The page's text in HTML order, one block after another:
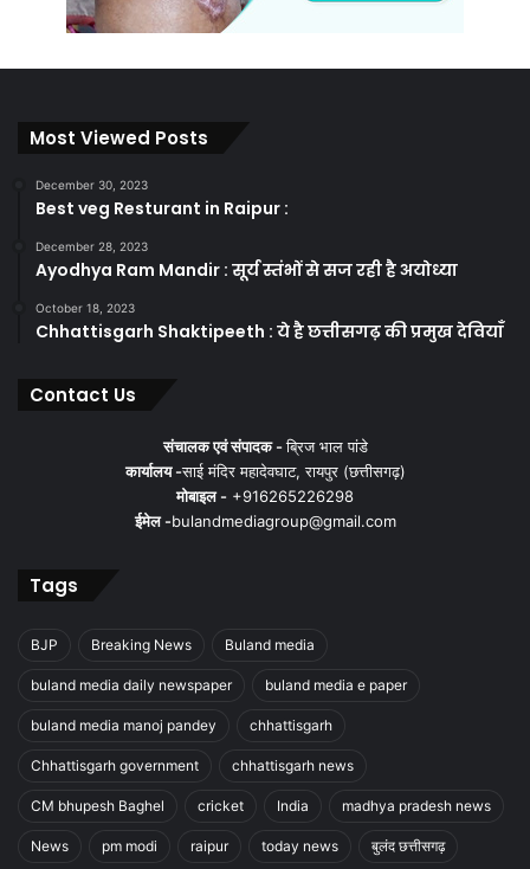
Most Viewed Posts
December 30, 2023
Best veg Resturant in Raipur :
December 28, 2023
Ayodhya Ram Mandir : सूर्य स्तंभों से सज रही है अयोध्या
October 18, 2023
Chhattisgarh Shaktipeeth : ये है छत्तीसगढ़ की प्रमुख देवियाँ
Contact Us
संचालक एवं संपादक -ब्रिज भाल पांडे
कार्यालय -साई मंदिर महादेवघाट, रायपुर (छत्तीसगढ़)
मोबाइल - +916265226298
ईमेल -bulandmediagroup@gmail.com
Tags
BJP Breaking News Buland media
buland media daily newspaper buland media e paper
buland media manoj pandey chhattisgarh
Chhattisgarh government chhattisgarh news
CM bhupesh Baghel cricket India madhya pradesh news
News pm modi raipur today news बुलंद छत्तीसगढ़